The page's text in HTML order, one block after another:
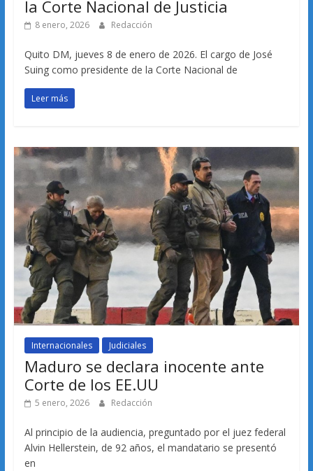
la Corte Nacional de Justicia
8 enero, 2026 Redacción
Quito DM, jueves 8 de enero de 2026. El cargo de José
Suing como presidente de la Corte Nacional de
Leer más
Internacionales Judiciales
Maduro se declara inocente ante
Corte de los EE.UU
5 enero, 2026 Redacción
Al principio de la audiencia, preguntado por el juez federal
Alvin Hellerstein, de 92 años, el mandatario se presentó
en